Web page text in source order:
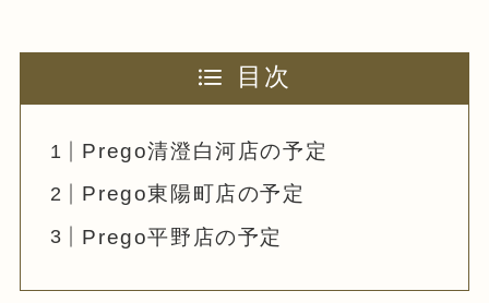
目次
Prego清澄白河店の予定
Prego東陽町店の予定
Prego平野店の予定